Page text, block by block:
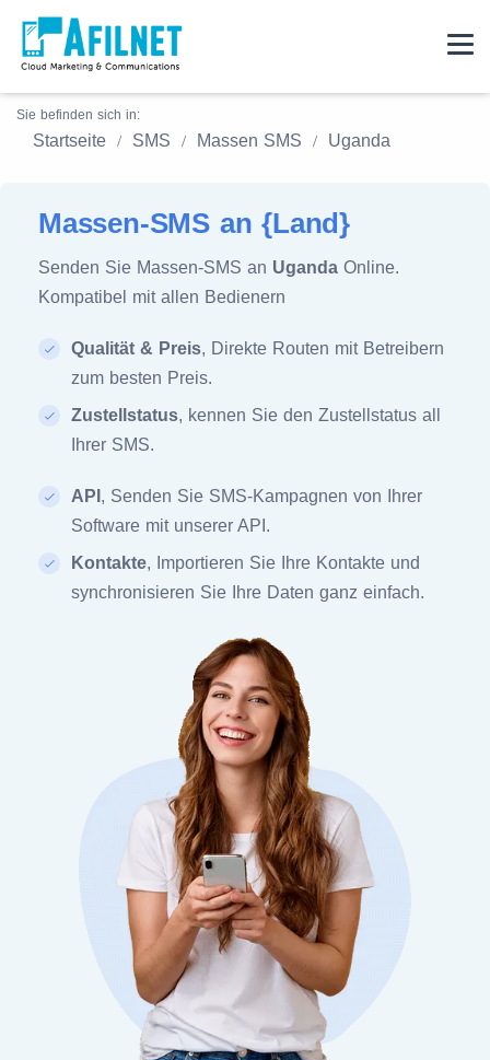
Sie befinden sich in:
Startseite SMS Massen SMS Uganda
Massen-SMS an {Land}
Senden Sie Massen-SMS an Uganda Online.
Kompatibel mit allen Bedienern
Qualität & Preis, Direkte Routen mit Betreibern
zum besten Preis.
Zustellstatus, kennen Sie den Zustellstatus all
Ihrer SMS.
API , Senden Sie SMS-Kampagnen von Ihrer
Software mit unserer API.
Kontakte, Importieren Sie Ihre Kontakte und
synchronisieren Sie Ihre Daten ganz einfach.